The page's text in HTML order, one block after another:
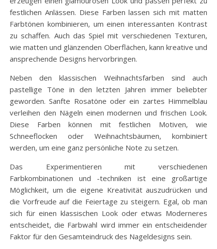
festlichen Anlässen. Diese Farben lassen sich mit matten
Farbtönen kombinieren, um einen interessanten Kontrast
zu schaffen. Auch das Spiel mit verschiedenen Texturen,
wie matten und glänzenden Oberflächen, kann kreative und
ansprechende Designs hervorbringen.
Neben den klassischen Weihnachtsfarben sind auch
pastellige Töne in den letzten Jahren immer beliebter
geworden. Sanfte Rosatöne oder ein zartes Himmelblau
verleihen den Nägeln einen modernen und frischen Look.
Diese Farben können mit festlichen Motiven, wie
Schneeflocken oder Weihnachtsbäumen, kombiniert
werden, um eine ganz persönliche Note zu setzen.
Das Experimentieren mit verschiedenen
Farbkombinationen und -techniken ist eine großartige
Möglichkeit, um die eigene Kreativität auszudrücken und
die Vorfreude auf die Feiertage zu steigern. Egal, ob man
sich für einen klassischen Look oder etwas Moderneres
entscheidet, die Farbwahl wird immer ein entscheidender
Faktor für den Gesamteindruck des Nageldesigns sein.